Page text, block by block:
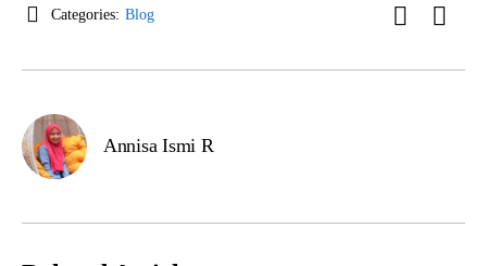
Categories: Blog
Annisa Ismi R